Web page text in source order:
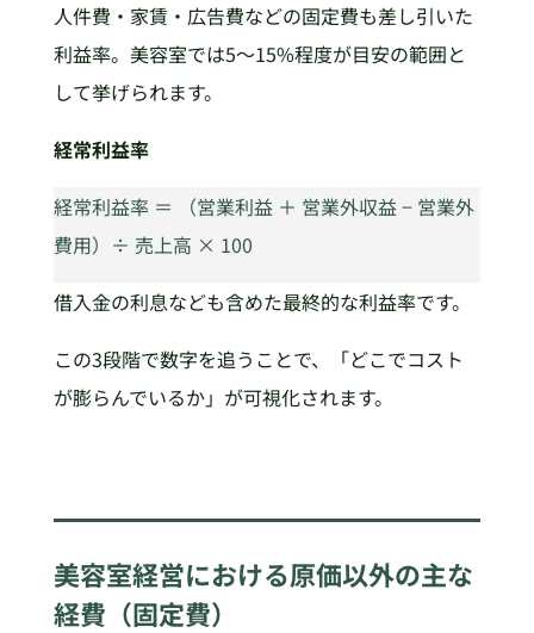
人件費・家賃・広告費などの固定費も差し引いた
利益率。美容室では5〜15%程度が目安の範囲と
して挙げられます。
経常利益率
経常利益率 ＝ （営業利益 ＋ 営業外収益 − 営業外
費用）÷ 売上高 × 100
借入金の利息なども含めた最終的な利益率です。
この3段階で数字を追うことで、「どこでコスト
が膨らんでいるか」が可視化されます。
美容室経営における原価以外の主な
経費（固定費）